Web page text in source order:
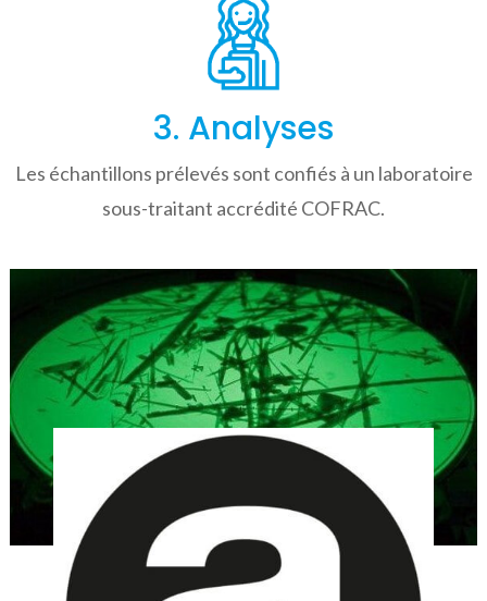
3. Analyses
Les échantillons prélevés sont confiés à un laboratoire
sous-traitant accrédité COFRAC.